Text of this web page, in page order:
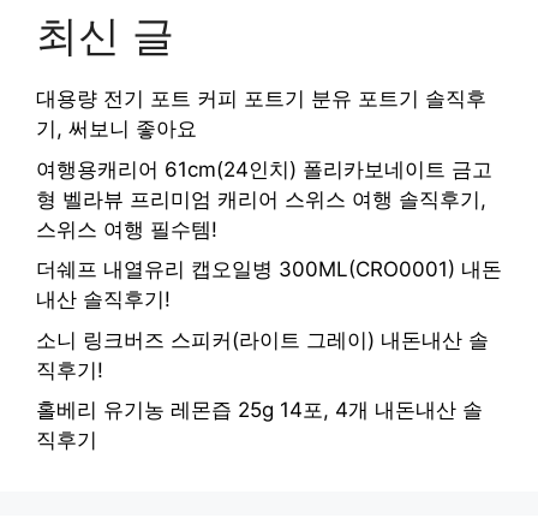
최신 글
대용량 전기 포트 커피 포트기 분유 포트기 솔직후
기, 써보니 좋아요
여행용캐리어 61cm(24인치) 폴리카보네이트 금고
형 벨라뷰 프리미엄 캐리어 스위스 여행 솔직후기,
스위스 여행 필수템!
더쉐프 내열유리 캡오일병 300ML(CRO0001) 내돈
내산 솔직후기!
소니 링크버즈 스피커(라이트 그레이) 내돈내산 솔
직후기!
홀베리 유기농 레몬즙 25g 14포, 4개 내돈내산 솔
직후기